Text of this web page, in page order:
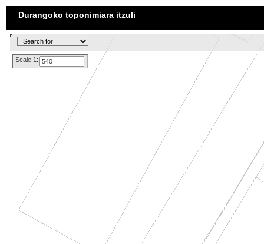
Durangoko toponimiara itzuli
Scale 1: